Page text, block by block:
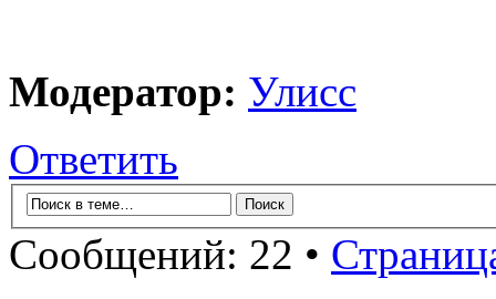
Модератор: Улисс
Ответить
Сообщений: 22 •